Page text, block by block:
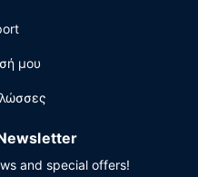
μου
and special offers!